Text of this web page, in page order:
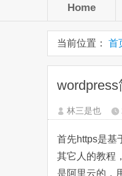
Home
当前位置： 首
林三是也
首先https是基
其它人的教程
是阿里云的，